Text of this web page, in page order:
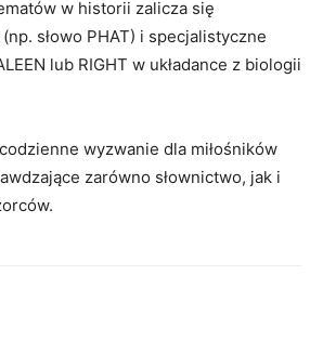
w historii zalicza się
słowo PHAT) i specjalistyczne
lub RIGHT w układance z biologii
wyzwanie dla miłośników
zarówno słownictwo, jak i